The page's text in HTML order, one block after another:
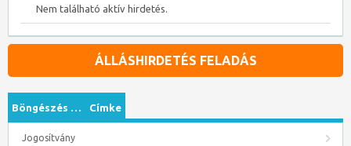
Nem található aktív hirdetés.
ÁLLÁSHIRDETÉS FELADÁS
Böngészés … Címke
Jogosítvány